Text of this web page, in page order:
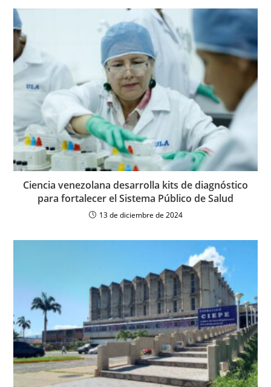
Ciencia venezolana desarrolla kits de diagnóstico
para fortalecer el Sistema Público de Salud
13 de diciembre de 2024